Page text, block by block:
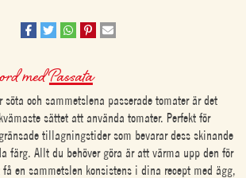
medPassata
söta och sammetslena passerade tomater är det
sättet att använda tomater. Perfekt för
tillagningstider som bevarar dess skinande
färg. Allt du behöver göra är att värma upp den för
en sammetslen konsistens i dina recept med ägg,